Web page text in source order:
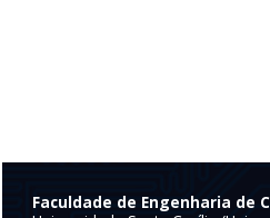
Faculdade de Engenharia de